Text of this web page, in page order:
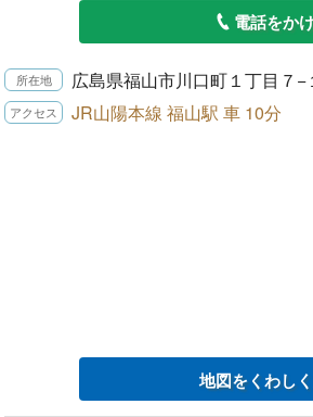
電話をか
広島県福山市川口町１丁目７−
JR山陽本線 福山駅 車 10分
地図をくわし